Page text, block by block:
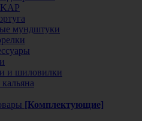
мундштуки
и шиловилки
[Комплектующие]